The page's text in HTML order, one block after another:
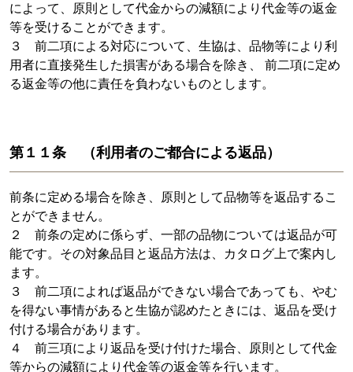
によって、原則として代金からの減額により代金等の返金
等を受けることができます。
３ 前二項による対応について、生協は、品物等により利
用者に直接発生した損害がある場合を除き、 前二項に定め
る返金等の他に責任を負わないものとします。
第１１条 （利用者のご都合による返品）
前条に定める場合を除き、原則として品物等を返品するこ
とができません。
２ 前条の定めに係らず、一部の品物については返品が可
能です。その対象品目と返品方法は、カタログ上で案内し
ます。
３ 前二項によれば返品ができない場合であっても、やむ
を得ない事情があると生協が認めたときには、返品を受け
付ける場合があります。
４ 前三項により返品を受け付けた場合、原則として代金
等からの減額により代金等の返金等を行います。